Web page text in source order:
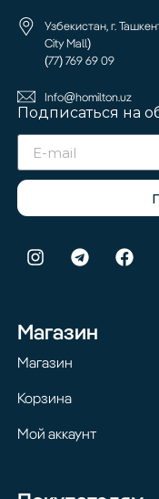
Узбекистан, г.
City Mall)
(77) 769 69 09
Info@homilton.uz
Подписаться на
Магазин
Магазин
Корзина
Мой аккаунт